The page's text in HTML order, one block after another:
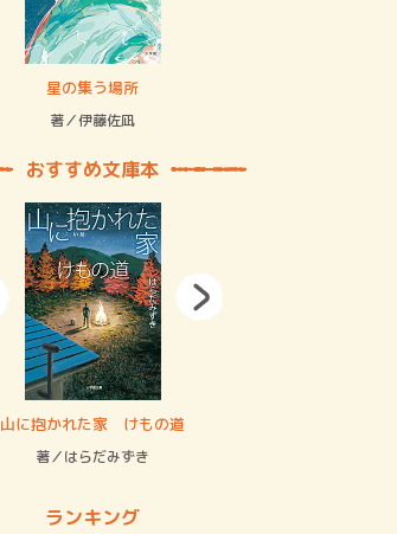
星の集う場所
著／伊藤佐凪
おすすめ文庫本
山に抱かれた家 けもの道
著／はらだみずき
ランキング